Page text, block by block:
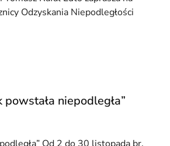
Odzyskania Niepodległości
niepodległa”